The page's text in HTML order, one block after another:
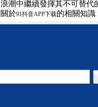
浪潮中繼續發揮其不可替代
關於91抖音APP下载的相關知識